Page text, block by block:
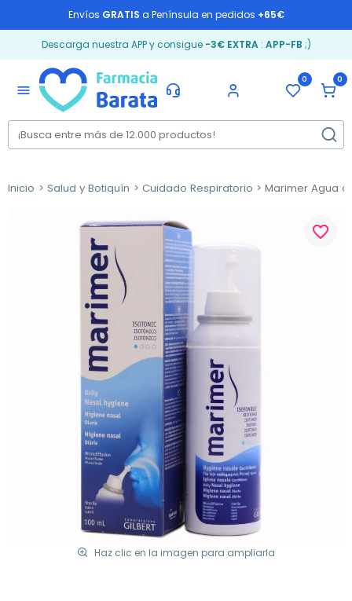
Envíos GRATIS a Península en pedidos +65€
Descarga nuestra APP y consigue -3€ EXTRA: APP-FB ;)
menu
0 0
Inicio Salud y Botiquín Cuidado Respiratorio Marimer Agua
Haz clic en la imagen para ampliarla
favorite_border